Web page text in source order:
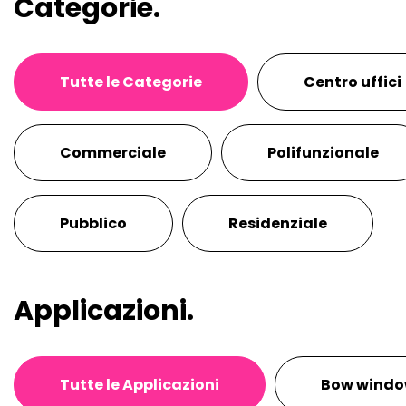
Categorie.
Tutte le Categorie Centro uffici
Commerciale Polifunzionale
Pubblico Residenziale
Applicazioni.
Tutte le Applicazioni Bow